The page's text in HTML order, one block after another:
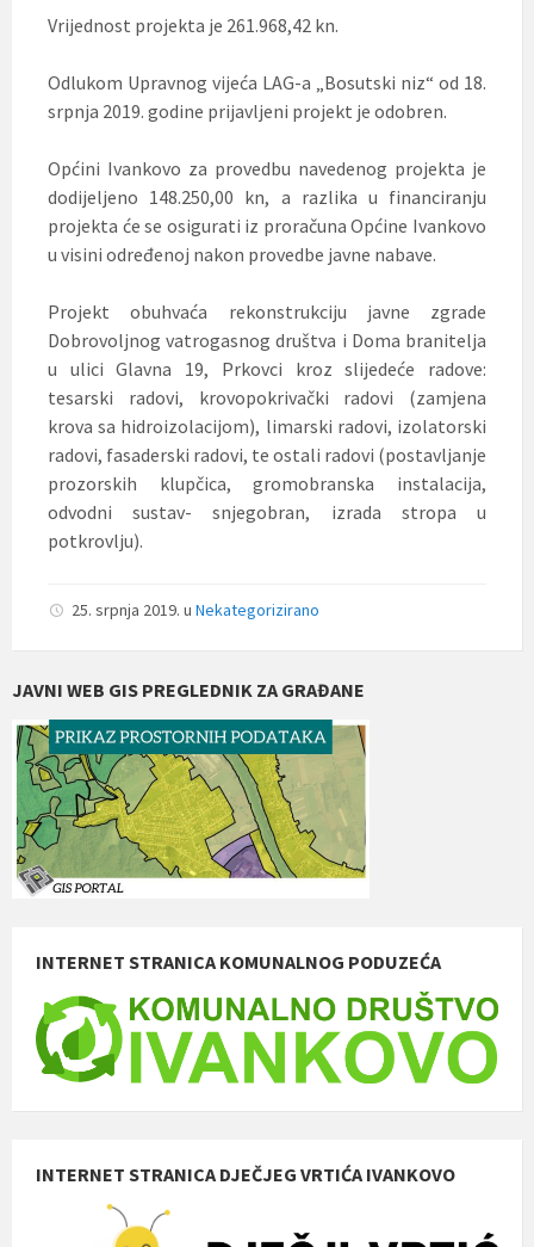
Vrijednost projekta je 261.968,42 kn.
Odlukom Upravnog vijeća LAG-a „Bosutski niz“ od 18.
srpnja 2019. godine prijavljeni projekt je odobren.
Općini Ivankovo za provedbu navedenog projekta je
dodijeljeno 148.250,00 kn, a razlika u financiranju
projekta će se osigurati iz proračuna Općine Ivankovo
u visini određenoj nakon provedbe javne nabave.
Projekt obuhvaća rekonstrukciju javne zgrade
Dobrovoljnog vatrogasnog društva i Doma branitelja
u ulici Glavna 19, Prkovci kroz slijedeće radove:
tesarski radovi, krovopokrivački radovi (zamjena
krova sa hidroizolacijom), limarski radovi, izolatorski
radovi, fasaderski radovi, te ostali radovi (postavljanje
prozorskih klupčica, gromobranska instalacija,
odvodni sustav- snjegobran, izrada stropa u
potkrovlju).
25. srpnja 2019. u Nekategorizirano
JAVNI WEB GIS PREGLEDNIK ZA GRAĐANE
INTERNET STRANICA KOMUNALNOG PODUZEĆA
INTERNET STRANICA DJEČJEG VRTIĆA IVANKOVO